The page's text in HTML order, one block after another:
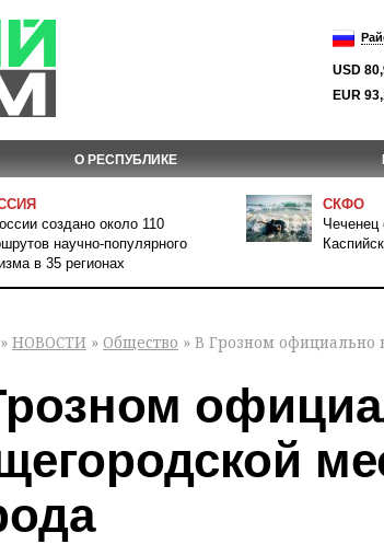
USD
EUR
О РЕСПУБЛИКЕ
создано около 110
научно-популярного
в 35 регионах
СКФО
Чеченец
» НОВОСТИ » Общество » В Грозном официально